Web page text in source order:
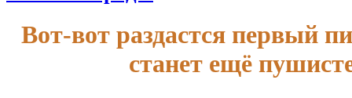
Вот-вот раздастся первый
станет ещё